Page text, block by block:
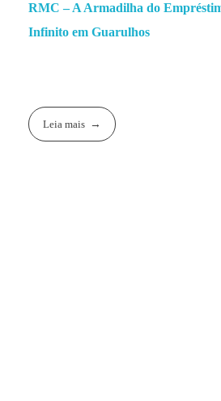
RMC – A Armadilha do
Infinito em Guarulhos
Leia mais